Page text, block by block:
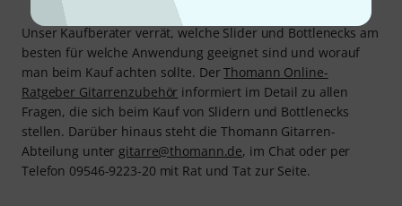
Unser Kaufberater verrät, welche Slider und Bottlenecks am
besten für welche Anwendung geeignet sind und worauf
man beim Kauf achten sollte. DerThomann Online-
Ratgeber Gitarrenzubehör informiert im Detail zu allen
Fragen, die sich beim Kauf von Slidern und Bottlenecks
stellen. Darüber hinaus steht die Thomann Gitarren-
Abteilung untergitarre@thomann.de, im Chat oder per
Telefon 09546-9223-20 mit Rat und Tat zur Seite.